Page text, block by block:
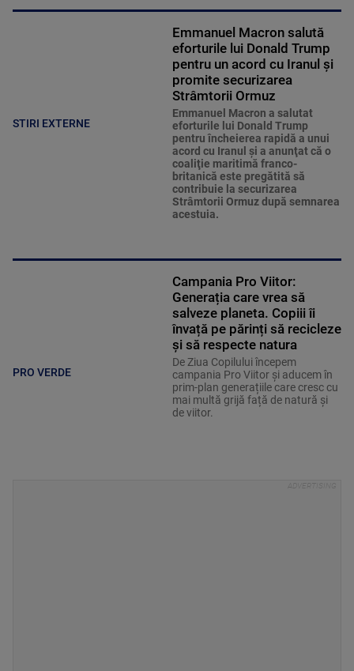
STIRI EXTERNE
Emmanuel Macron salută
eforturile lui Donald Trump
pentru un acord cu Iranul și
promite securizarea
Strâmtorii Ormuz
Emmanuel Macron a salutat
eforturile lui Donald Trump
pentru încheierea rapidă a unui
acord cu Iranul şi a anunţat că o
coaliţie maritimă franco-
britanică este pregătită să
contribuie la securizarea
Strâmtorii Ormuz după semnarea
acestuia.
PRO VERDE
Campania Pro Viitor:
Generația care vrea să
salveze planeta. Copiii îi
învață pe părinți să recicleze
și să respecte natura
De Ziua Copilului începem
campania Pro Viitor și aducem în
prim-plan generațiile care cresc cu
mai multă grijă față de natură și
de viitor.